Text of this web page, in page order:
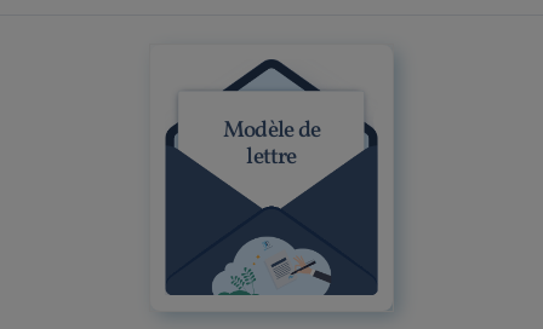
Modèle de
lettre